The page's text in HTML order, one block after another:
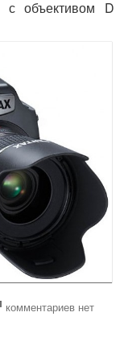
с объективом D
комментариев нет